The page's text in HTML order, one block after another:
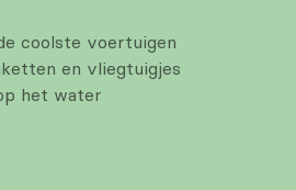
coolste voertuigen
en vliegtuigjes
het water